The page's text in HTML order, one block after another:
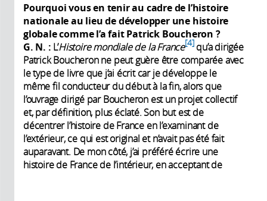
Pourquoi vous en tenir au cadre de l’histoire
nationale au lieu de développer une histoire
globale comme l’a fait Patrick Boucheron ?
G. N. : L’Histoire mondiale de la France 4 qu’a dirigée
Patrick Boucheron ne peut guère être comparée avec
le type de livre que j’ai écrit car je développe le
même fil conducteur du début à la fin, alors que
l’ouvrage dirigé par Boucheron est un projet collectif
et, par définition, plus éclaté. Son but est de
décentrer l’histoire de France en l’examinant de
l’extérieur, ce qui est original et n’avait pas été fait
auparavant. De mon côté, j’ai préféré écrire une
histoire de France de l’intérieur, en acceptant de